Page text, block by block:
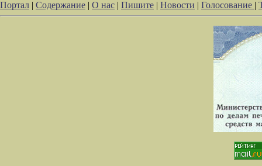
Портал | Содержание | О нас | Пишите | Новости | Голосование |